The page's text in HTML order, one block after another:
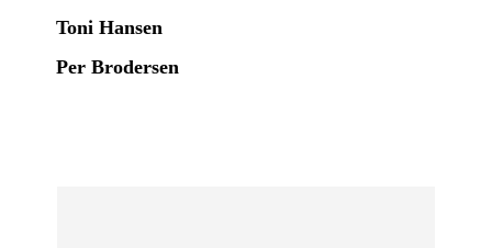
Toni Hansen
Per Brodersen